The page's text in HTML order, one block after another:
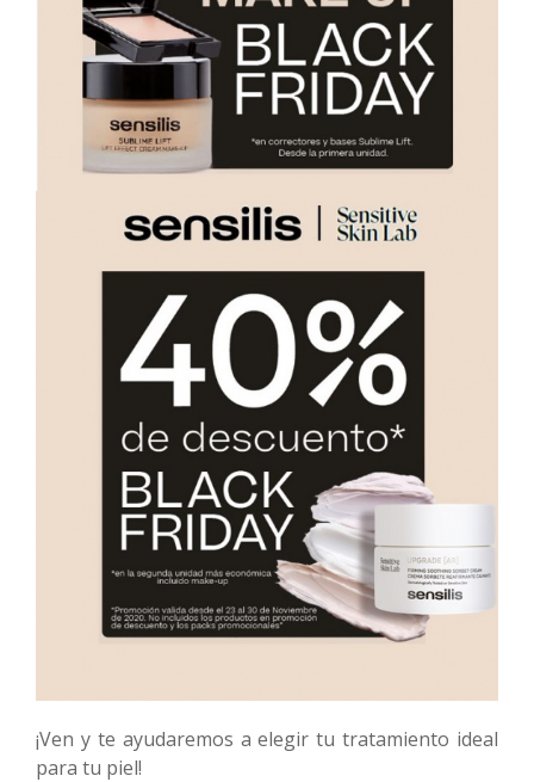
¡Ven y te ayudaremos a elegir tu tratamiento ideal
para tu piel!